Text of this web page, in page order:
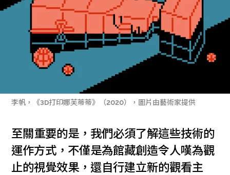
李帆，《3D打印娜芙蒂蒂》（2020），圖片由藝術家提供
至關重要的是，我們必須了解這些技術的
運作方式，不僅是為館藏創造令人嘆為觀
止的視覺效果，還自行建立新的觀看主